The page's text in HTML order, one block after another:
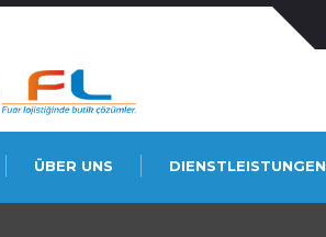
ÜBER UNS DIENSTLEISTUNGEN